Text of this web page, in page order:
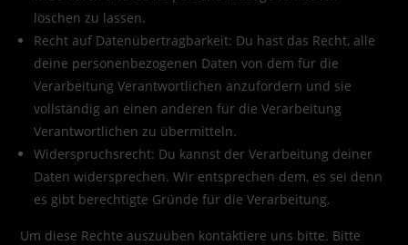
löschen zu lassen.
Recht auf Datenübertragbarkeit: Du hast das Recht, alle
deine personenbezogenen Daten von dem für die
Verarbeitung Verantwortlichen anzufordern und sie
vollständig an einen anderen für die Verarbeitung
Verantwortlichen zu übermitteln.
Widerspruchsrecht: Du kannst der Verarbeitung deiner
Daten widersprechen. Wir entsprechen dem, es sei denn
es gibt berechtigte Gründe für die Verarbeitung.
Um diese Rechte auszuüben kontaktiere uns bitte. Bitte